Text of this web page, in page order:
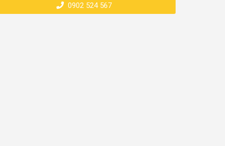
0902 524 567